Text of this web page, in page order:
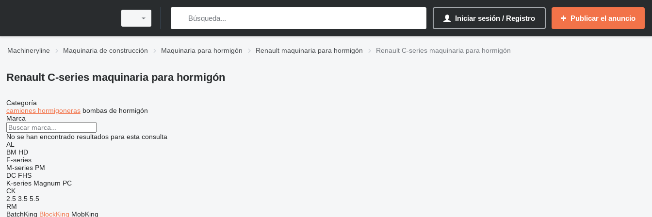
Iniciar sesión / Registro Publicar el anuncio
Machineryline Maquinaria de construcción Maquinaria para hormigón Renault maquinaria para hormigón Renault C-series maquinaria para hormigón
Renault C-series maquinaria para hormigón
Categoría
camiones hormigoneras bombas de hormigón
Marca
No se han encontrado resultados para esta consulta
AL
BM HD
F-series
M-series PM
DC FHS
K-series Magnum PC
CK
2.5 3.5 5.5
RM
BatchKing BlockKing MobKing